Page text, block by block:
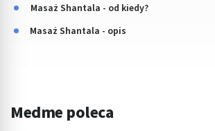
Masaż Shantala - od kiedy?
Masaż Shantala - opis
Medme poleca